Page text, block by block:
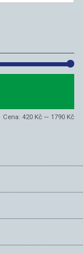
Cena: 420 Kč — 1790 Kč